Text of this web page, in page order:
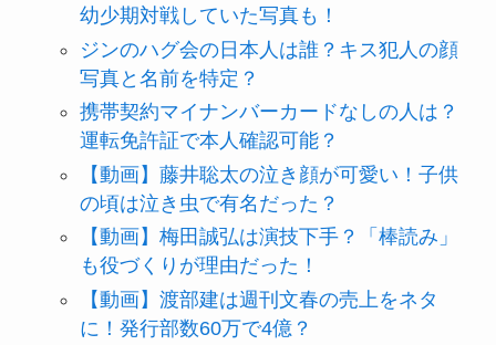
幼少期対戦していた写真も！
ジンのハグ会の日本人は誰？キス犯人の顔
写真と名前を特定？
携帯契約マイナンバーカードなしの人は？
運転免許証で本人確認可能？
【動画】藤井聡太の泣き顔が可愛い！子供
の頃は泣き虫で有名だった？
【動画】梅田誠弘は演技下手？「棒読み」
も役づくりが理由だった！
【動画】渡部建は週刊文春の売上をネタ
に！発行部数60万で4億？